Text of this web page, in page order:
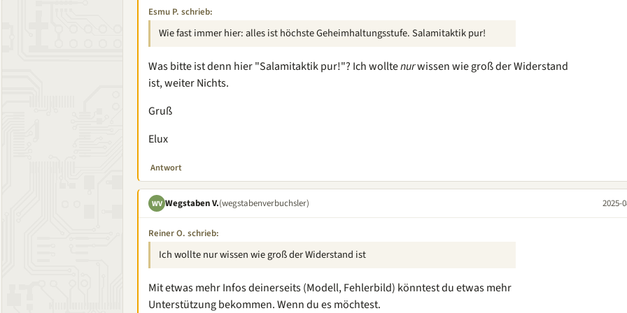
Esmu P. schrieb:
Wie fast immer hier: alles ist höchste Geheimhaltungsstufe. Salamitaktik pur!
Was bitte ist denn hier "Salamitaktik pur!"? Ich wolltenurwissen wie groß der Widerstand
ist, weiter Nichts.
Gruß
Elux
Antwort
WV Wegstaben V.(wegstabenverbuchsler) 2025-
Reiner O. schrieb:
Ich wollte nur wissen wie groß der Widerstand ist
Mit etwas mehr Infos deinerseits (Modell, Fehlerbild) könntest du etwas mehr
Unterstützung bekommen. Wenn du es möchtest.